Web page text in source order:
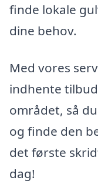
finde lokale
dine behov.
Med vores
indhente
området, så
og finde den
det første
dag!